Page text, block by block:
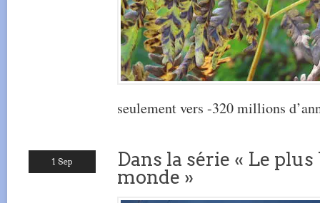
seulement vers -320 millions
1 Sep
Dans la série « Le
monde »